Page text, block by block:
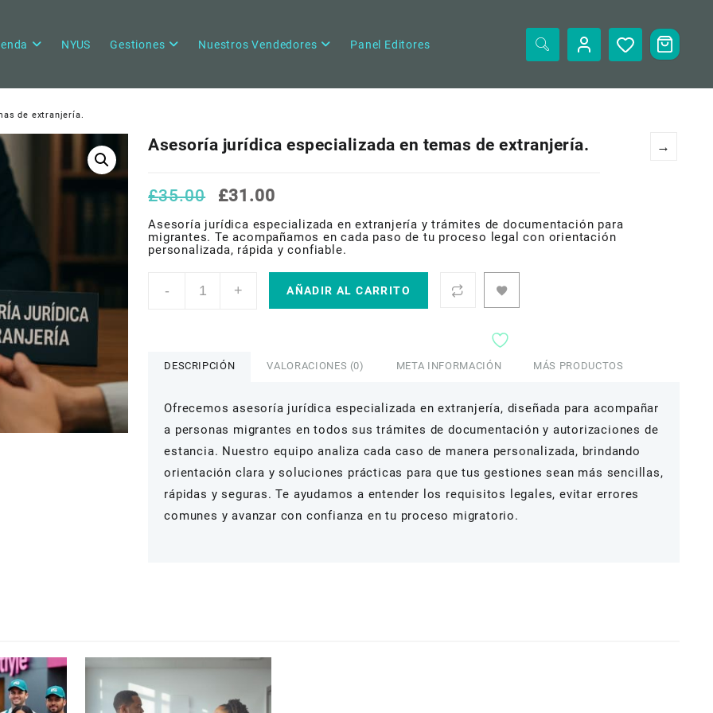
NYUS Gestiones Nuestros Vendedores Panel Editores
de extranjería.
→
Asesoría jurídica especializada en temas de extranjería.
£35.00 El
precio
original
era:
£35.00.
£31.00
actual
es:
£31.00.
Asesoría jurídica especializada en extranjería y trámites de documentación para
migrantes. Te acompañamos en cada paso de tu proceso legal con orientación
personalizada, rápida y confiable.
-
jurídica
cantidad
+ AÑADIR AL CARRITO
DESCRIPCIÓN VALORACIONES (0) META INFORMACIÓN MÁS PRODUCTOS
Ofrecemos asesoría jurídica especializada en extranjería, diseñada para acompañar
a personas migrantes en todos sus trámites de documentación y autorizaciones de
estancia. Nuestro equipo analiza cada caso de manera personalizada, brindando
orientación clara y soluciones prácticas para que tus gestiones sean más sencillas,
rápidas y seguras. Te ayudamos a entender los requisitos legales, evitar errores
comunes y avanzar con confianza en tu proceso migratorio.